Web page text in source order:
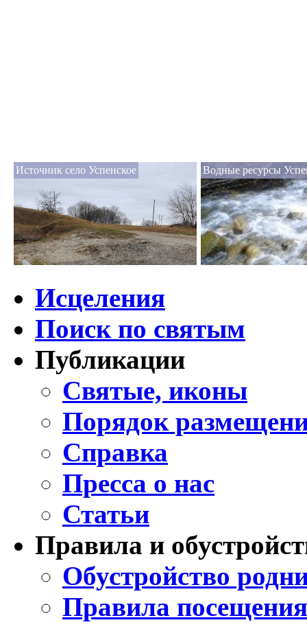
Источник село Успенское Водные ресурсы
Исцеления
Поиск по святым
Публикации
Святые, иконы
Порядок
Справка
Пресса о нас
Статьи
Правила и
Обустройство
Правила